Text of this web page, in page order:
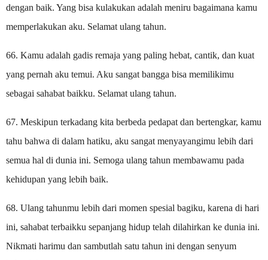
dengan baik. Yang bisa kulakukan adalah meniru bagaimana kamu
memperlakukan aku. Selamat ulang tahun.
66. Kamu adalah gadis remaja yang paling hebat, cantik, dan kuat
yang pernah aku temui. Aku sangat bangga bisa memilikimu
sebagai sahabat baikku. Selamat ulang tahun.
67. Meskipun terkadang kita berbeda pedapat dan bertengkar, kamu
tahu bahwa di dalam hatiku, aku sangat menyayangimu lebih dari
semua hal di dunia ini. Semoga ulang tahun membawamu pada
kehidupan yang lebih baik.
68. Ulang tahunmu lebih dari momen spesial bagiku, karena di hari
ini, sahabat terbaikku sepanjang hidup telah dilahirkan ke dunia ini.
Nikmati harimu dan sambutlah satu tahun ini dengan senyum